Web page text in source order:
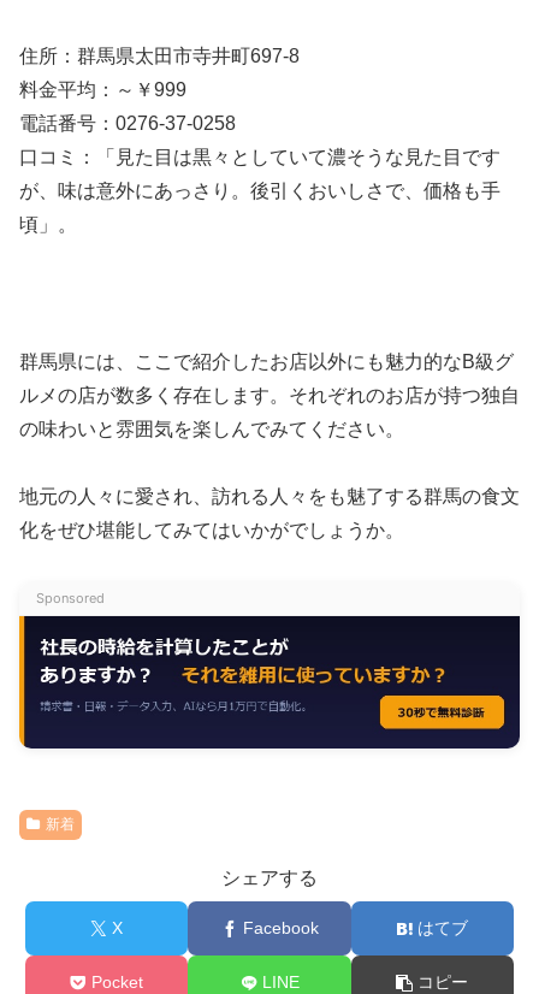
住所：群馬県太田市寺井町697-8
料金平均：～￥999
電話番号：0276-37-0258
口コミ：「見た目は黒々としていて濃そうな見た目です
が、味は意外にあっさり。後引くおいしさで、価格も手
頃」。
群馬県には、ここで紹介したお店以外にも魅力的なB級グ
ルメの店が数多く存在します。それぞれのお店が持つ独自
の味わいと雰囲気を楽しんでみてください。
地元の人々に愛され、訪れる人々をも魅了する群馬の食文
化をぜひ堪能してみてはいかがでしょうか。
Sponsored
新着
シェアする
X Facebook はてブ
Pocket LINE コピー